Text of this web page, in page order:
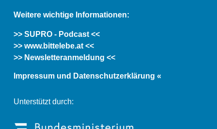
Weitere wichtige Informationen:
>> SUPRO - Podcast <<
>> www.bittelebe.at <<
>> Newsletteranmeldung <<
Impressum und Datenschutzerklärung «
Unterstützt durch: